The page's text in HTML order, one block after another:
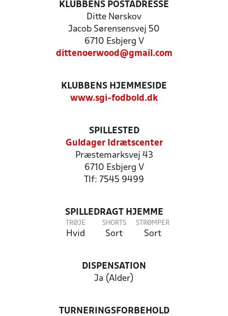
KLUBBENS POSTADRESSE
Ditte Nørskov
Jacob Sørensensvej 50
6710 Esbjerg V
dittenoerwood@gmail.com
KLUBBENS HJEMMESIDE
www.sgi-fodbold.dk
SPILLESTED
Guldager Idrætscenter
Præstemarksvej 43
6710 Esbjerg V
Tlf: 7545 9499
SPILLEDRAGT HJEMME
TRØJE
Hvid
SHORTS
Sort
STRØMPER
Sort
DISPENSATION
Ja (Alder)
TURNERINGSFORBEHOLD